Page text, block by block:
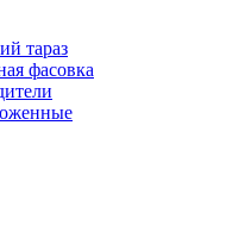
тараз
фасовка